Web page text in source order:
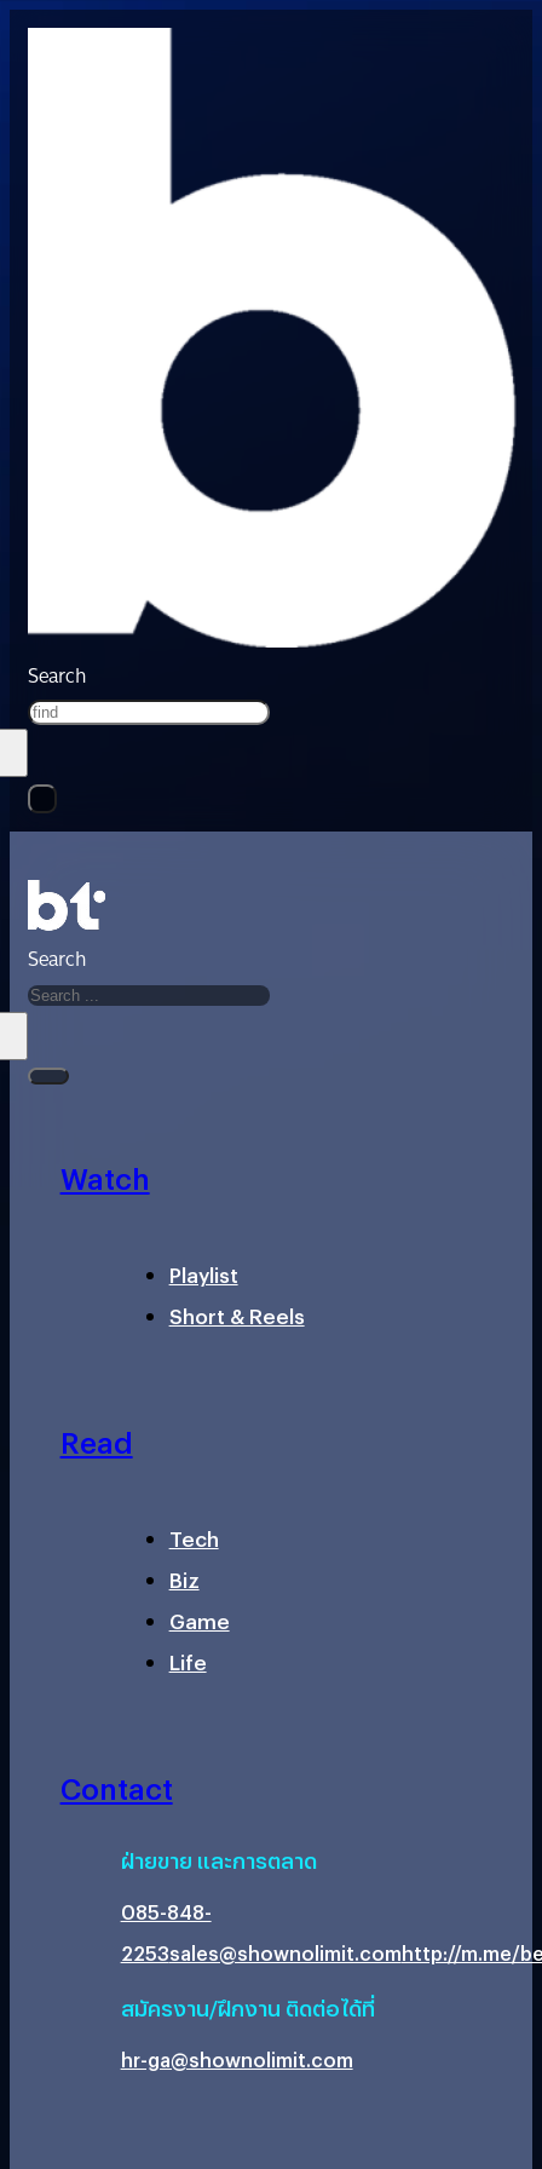
Search
Search
Watch
Playlist
Short & Reels
Read
Tech
Biz
Game
Life
Contact
ฝ่ายขาย และการตลาด
085-848-
2253sales@shownolimit.comhttp://m.me/
สมัครงาน/ฝึกงาน ติดต่อได้ที่
hr-ga@shownolimit.com